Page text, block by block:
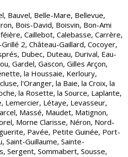
Bauvel, Belle-Mare, Bellevue,
Bois-David, Boisvin, Bon-Ami
Caillebot, Calebasse, Carrère,
2, Château-Gaillard, Cocoyer,
Dubec, Duteau, Durival, Eau-
Gardel, Gascon, Gilles Arçon,
la Houssaie, Kerloury,
l'Oranger, la Baie, la Croix, la
la Rosette, la Source, Laplante,
Lemercier, Létaye, Levasseur,
Massé, Maudet, Matignon,
Morne Clarisse, Néron, Nord-
Pavée, Petite Guinée, Port-
Saint-Guillaume, Sainte-
Sergent, Sommabert, Sousse,